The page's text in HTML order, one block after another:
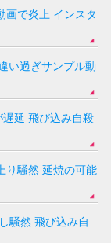
画で炎上 インスタ
い過ぎサンプル動
延 飛び込み自殺
り騒然 延焼の可能
騒然 飛び込み自